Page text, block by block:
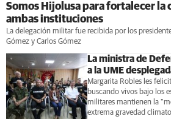
Somos Hijolusa para fortalecer la
ambas instituciones
La delegación militar fue recibida por los
Gómez y Carlos Gómez
La ministra de
a la UME
Margarita Robles les
buscando vivos bajo los
militares mantienen la
extrema gravedad